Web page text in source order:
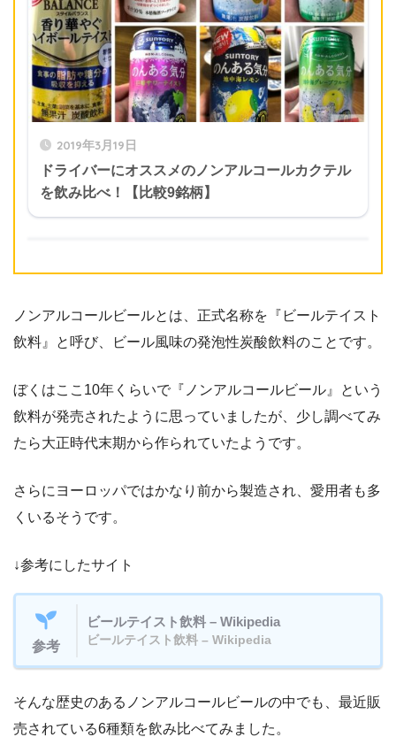
2019年3月19日
ドライバーにオススメのノンアルコールカクテル
を飲み比べ！【比較9銘柄】
ノンアルコールビールとは、正式名称を『ビールテイスト
飲料』と呼び、ビール風味の発泡性炭酸飲料のことです。
ぼくはここ10年くらいで『ノンアルコールビール』という
飲料が発売されたように思っていましたが、少し調べてみ
たら大正時代末期から作られていたようです。
さらにヨーロッパではかなり前から製造され、愛用者も多
くいるそうです。
↓参考にしたサイト
参考
ビールテイスト飲料 – Wikipedia
ビールテイスト飲料 – Wikipedia
そんな歴史のあるノンアルコールビールの中でも、最近販
売されている6種類を飲み比べてみました。